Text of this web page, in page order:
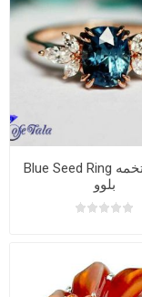
Blue Seed Ring انگشتر تخمه
بلوو